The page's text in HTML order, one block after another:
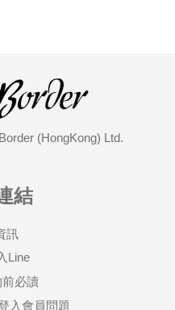
(HongKong) Ltd.
結
訊
Line
前必讀
入會員問題